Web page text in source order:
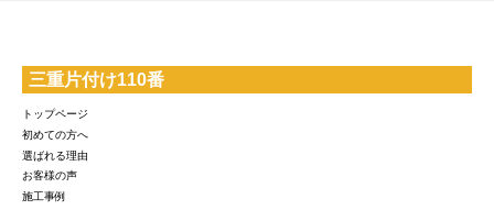
三重片付け110番
トップページ
初めての方へ
選ばれる理由
お客様の声
施工事例